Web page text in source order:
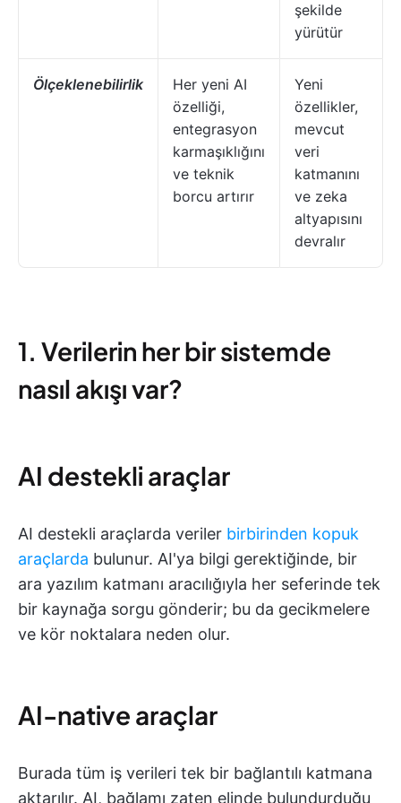
şekilde
yürütür
Ölçeklenebilirlik
Her yeni AI
özelliği,
entegrasyon
karmaşıklığını
ve teknik
borcu artırır
Yeni
özellikler,
mevcut
veri
katmanını
ve zeka
altyapısını
devralır
1. Verilerin her bir sistemde
nasıl akışı var?
AI destekli araçlar
AI destekli araçlarda veriler birbirinden kopuk
araçlarda bulunur. AI'ya bilgi gerektiğinde, bir
ara yazılım katmanı aracılığıyla her seferinde tek
bir kaynağa sorgu gönderir; bu da gecikmelere
ve kör noktalara neden olur.
AI-native araçlar
Burada tüm iş verileri tek bir bağlantılı katmana
aktarılır. AI, bağlamı zaten elinde bulundurduğu